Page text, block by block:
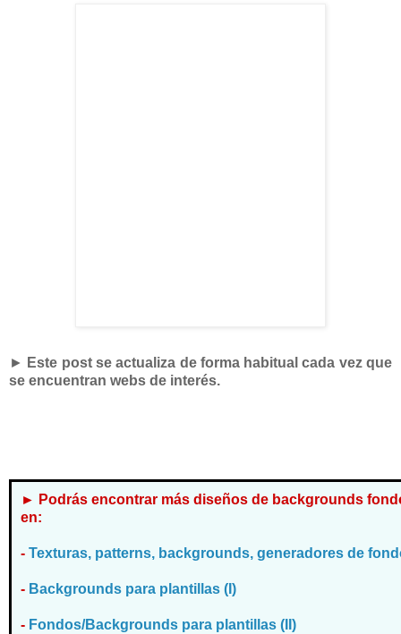
►
Este post se actualiza de forma habitual cada vez que
se encuentran webs de interés.
► Podrás encontrar más diseños de backgrounds
en:
- Texturas, patterns, backgrounds, generadores de
- Backgrounds para plantillas (I)
- Fondos/Backgrounds para plantillas (II)